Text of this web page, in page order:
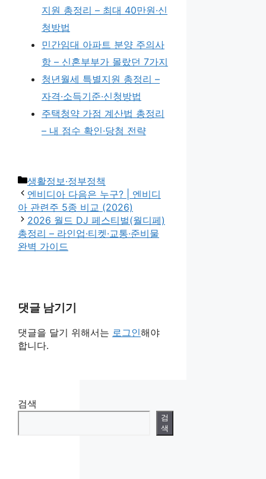
지원 총정리 – 최대 40만원·신
청방법
민간임대 아파트 분양 주의사
항 – 신혼부부가 몰랐던 7가지
청년월세 특별지원 총정리 –
자격·소득기준·신청방법
주택청약 가점 계산법 총정리
– 내 점수 확인·당첨 전략
카
테
고
리
생활정보·정부정책
엔비디아 다음은 누구? | 엔비디
아 관련주 5종 비교 (2026)
2026 월드 DJ 페스티벌(월디페)
총정리 – 라인업·티켓·교통·준비물
완벽 가이드
댓글 남기기
댓글을 달기 위해서는 로그인해야
합니다.
검색
검
색